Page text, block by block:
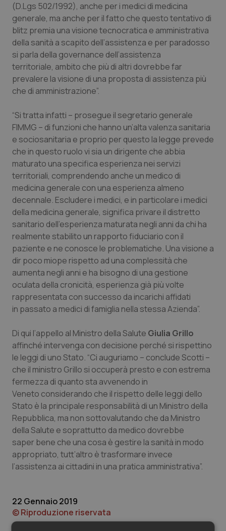
Lombardia
Marche
Molise
Piemonte
Provincia Autonoma di Bolzano
Provincia Autonoma di Trento
Puglia
Sardegna
Sicilia
Toscana
Umbria
Valle D’Aosta
Veneto
Dolore
Donna & Salute
Epatiti
HIV
Infezioni & Febbre
Ipertensione & Scompenso
Malattie rare
Malattia di Crohn & Rettocolite Ulcerosa
Neuroscienze & patologie neurodegenerative
Obesità
Oftalmologia
Oncodermatologia
Oncoematologia
Oncologia & Nutrizione
Psoriasi & pelle
Quotidiano Cardiologia
Quotidiano Chirurgia
Quotidiano Oncologia
Rene & patologie urogenitali
(D.Lgs 502/1992), anche per i medici di medicina
generale, ma anche per il fatto che questo tentativo di
blitz premia una visione tecnocratica e amministrativa
della sanità a scapito dell’assistenza e per paradosso
si parla della governance dell’assistenza
territoriale, ambito che più di altri dovrebbe far
prevalere la visione di una proposta di assistenza più
che di amministrazione”.
“Si tratta infatti – prosegue il segretario generale
FIMMG – di funzioni che hanno un’alta valenza sanitaria
e sociosanitaria e proprio per questo la legge prevede
che in questo ruolo vi sia un dirigente che abbia
maturato una specifica esperienza nei servizi
territoriali, comprendendo anche un medico di
medicina generale con una esperienza almeno
decennale. Escludere i medici, e in particolare i medici
della medicina generale, significa privare il distretto
sanitario dell’esperienza maturata negli anni da chi ha
realmente stabilito un rapporto fiduciario con il
paziente e ne conosce le problematiche. Una visione a
dir poco miope rispetto ad una complessità che
aumenta negli anni e ha bisogno di una gestione
oculata della cronicità, esperienza già più volte
rappresentata con successo da incarichi affidati
in passato a medici di famiglia nella stessa Azienda”.
Di qui l’appello al Ministro della Salute Giulia Grillo
affinché intervenga con decisione perché si rispettino
le leggi di uno Stato. “Ci auguriamo – conclude Scotti –
che il ministro Grillo si occuperà presto e con estrema
fermezza di quanto sta avvenendo in
Veneto considerando che il rispetto delle leggi dello
Stato è la principale responsabilità di un Ministro della
Repubblica, ma non sottovalutando che da Ministro
della Salute e soprattutto da medico dovrebbe
saper bene che una cosa è gestire la sanità in modo
appropriato, tutt’altro è trasformare invece
l’assistenza ai cittadini in una pratica amministrativa”.
22 Gennaio 2019
© Riproduzione riservata